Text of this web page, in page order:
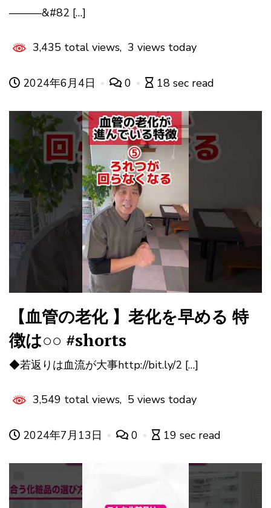
———&#82 […]
3,435 total views, 3 views today
2024年6月4日 0 18 sec read
【血管の老化 】老化を早める 特
徴は○○ #shorts
◆若返りは血流が大事http://bit.ly/2 […]
3,549 total views, 5 views today
2024年7月13日 0 19 sec read